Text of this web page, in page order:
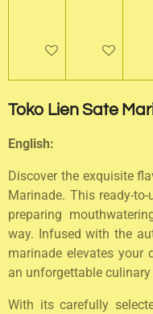
In winkelwagenHoud mij
Toko Lien Sate
English:
Discover the exquisite
Marinade. This ready-
preparing
way. Infused with the
marinade elevates your
an unforgettable culinary
With its carefully